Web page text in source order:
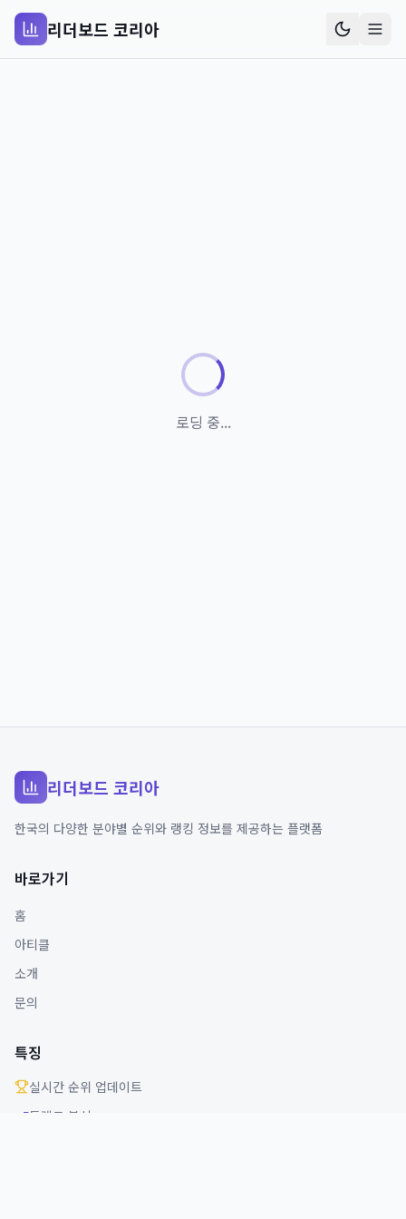
리더보드 코리아
로딩 중...
리더보드 코리아
한국의 다양한 분야별 순위와 랭킹 정보를 제공하는 플랫폼
바로가기
홈
아티클
소개
문의
특징
실시간 순위 업데이트
트렌드 분석